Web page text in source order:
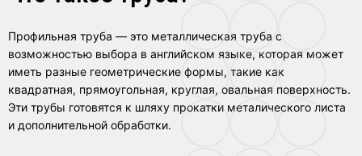
Профильная труба — это металлическая труба с
возможностью выбора в английском языке, которая может
иметь разные геометрические формы, такие как
квадратная, прямоугольная, круглая, овальная поверхность.
Эти трубы готовятся к шляху прокатки металического листа
и дополнительной обработки.